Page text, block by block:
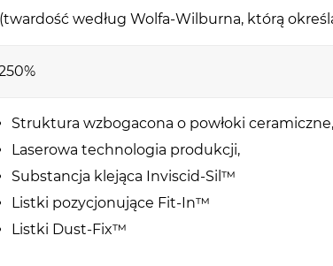
na wyświetlaczu nie pojawiła się ani
na wymiar
dedykowanego do swojego
szkło będzie chronić Twój
według Wolfa-Wilburna, którą
Struktura wzbogacona o powłoki ceramiczne,
Laserowa technologia produkcji,
Substancja klejąca Inviscid-Sil™
Listki pozycjonujące Fit-In™
Listki Dust-Fix™